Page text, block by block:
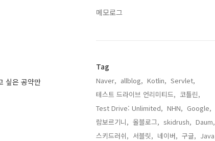
싶은 공약만
메모로그
Tag
Naver, allblog, Kotlin, Servlet,
테스트 드라이브 언리미티드, 코틀린,
Test Drive: Unlimited, NHN, Google,
람보르기니, 올블로그, skidrush, Daum,
스키드러쉬, 서블릿, 네이버, 구글, Java,